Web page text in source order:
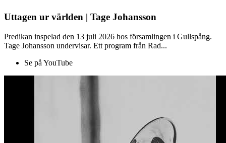
Uttagen ur världen | Tage Johansson
Predikan inspelad den 13 juli 2026 hos församlingen i Gullspång.
Tage Johansson undervisar. Ett program från Rad...
Se på YouTube